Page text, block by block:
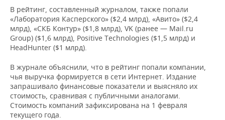
ОПК
ЭНЕРГЕТИКА
ТРАНСПОРТ
УСЛУГИ
IT
МЕДИА
НОВОСТИ МЕРОПРИЯТИЙ
ВЫЕЗДНАЯ РЕДАКЦИЯ
ONLINE-КОНФЕРЕНЦИИ
ОТКРЫТАЯ ЛЕКЦИЯ
СПОРТ
НОВОСТИ СПОРТА
ХОККЕЙ
БАСКЕТБОЛ
ОБЩЕСТВО
ВЛАСТЬ
ИНФРАСТРУКТУРА
ФОТОГАЛЕРЕЯ
СЮЖЕТЫ
СПРАВОЧНИК
В рейтинг, составленный журналом, также попали
«Лаборатория Касперского» ($2,4 млрд), «Авито» ($2,4
млрд), «СКБ Контур» ($1,8 млрд), VK (ранее — Mail.ru
Group) ($1,6 млрд), Positive Technologies ($1,5 млрд) и
HeadHunter ($1 млрд).
В журнале объяснили, что в рейтинг попали компании,
чья выручка формируется в сети Интернет. Издание
запрашивало финансовые показатели и выясняло их
стоимость, сравнивая с публичными аналогами.
Стоимость компаний зафиксирована на 1 февраля
текущего года.